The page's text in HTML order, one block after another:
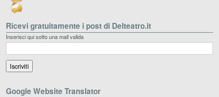
Ricevi gratuitamente i post di Delteatro.it
Inserisci qui sotto una mail valida
Google Website Translator